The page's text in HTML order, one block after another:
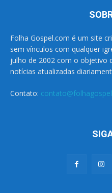
Folha Gospel.com é um site
sem vínculos com qualquer
julho de 2002 com o objetivo
notícias atualizadas
Contato: